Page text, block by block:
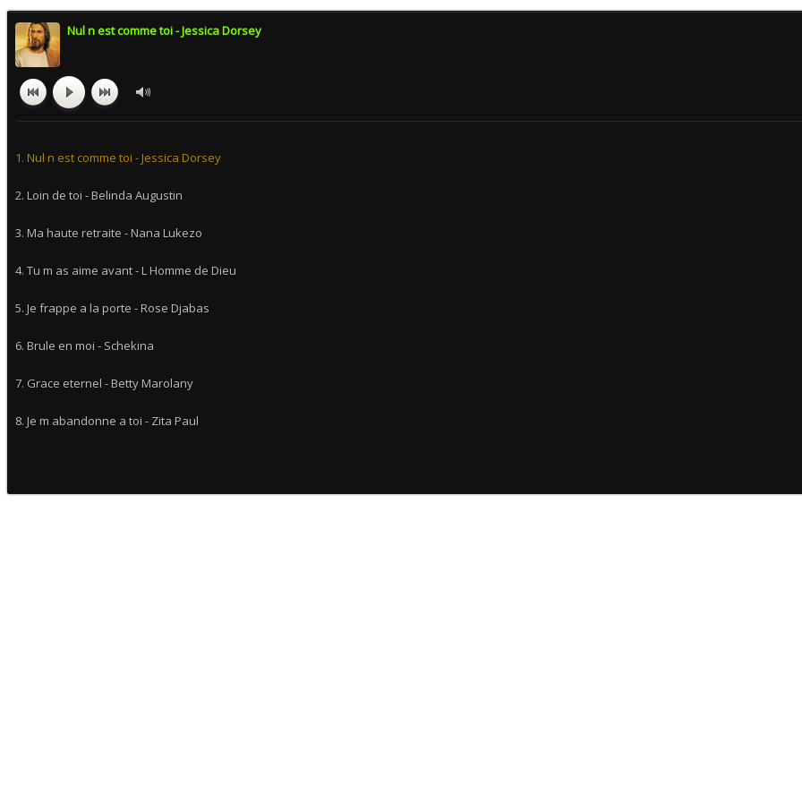
Nul n est comme toi - Jessica Dorsey
1. Nul n est comme toi - Jessica Dorsey
2. Loin de toi - Belinda Augustin
3. Ma haute retraite - Nana Lukezo
4. Tu m as aime avant - L Homme de Dieu
5. Je frappe a la porte - Rose Djabas
6. Brule en moi - Schekina
7. Grace eternel - Betty Marolany
8. Je m abandonne a toi - Zita Paul
10. Je rappelle Dieu - Grace Divine